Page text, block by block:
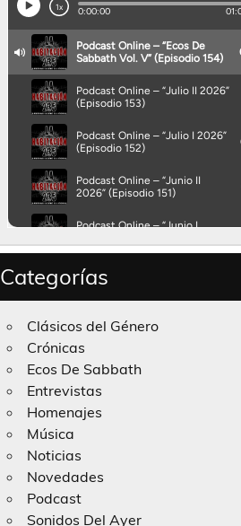
Categorías
Clásicos del Género
Crónicas
Ecos De Sabbath
Entrevistas
Homenajes
Música
Noticias
Novedades
Podcast
Sonidos Del Ayer